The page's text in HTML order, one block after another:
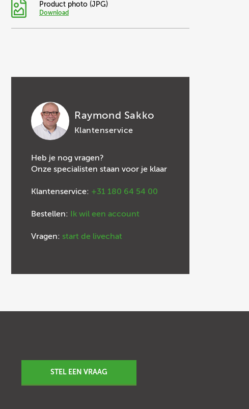
Product photo (JPG)
Download
Raymond Sakko
Klantenservice
Heb je nog vragen?
Onze specialisten staan voor je klaar
Klantenservice: +31 180 64 54 00
Bestellen: Ik wil een account
Vragen: start de livechat
STEL EEN VRAAG